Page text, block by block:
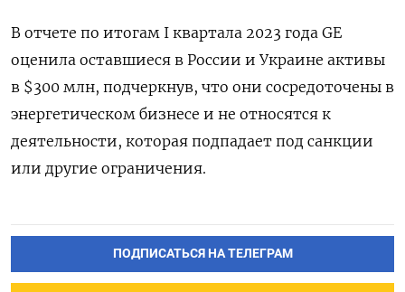
В отчете по итогам I квартала 2023 года GE
оценила оставшиеся в России и Украине активы
в $300 млн, подчеркнув, что они сосредоточены в
энергетическом бизнесе и не относятся к
деятельности, которая подпадает под санкции
или другие ограничения.
ПОДПИСАТЬСЯ НА ТЕЛЕГРАМ